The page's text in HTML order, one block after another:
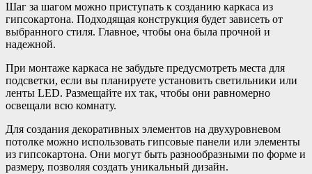
Шаг за шагом можно приступать к созданию каркаса из
гипсокартона. Подходящая конструкция будет зависеть от
выбранного стиля. Главное, чтобы она была прочной и
надежной.
При монтаже каркаса не забудьте предусмотреть места для
подсветки, если вы планируете установить светильники или
ленты LED. Размещайте их так, чтобы они равномерно
освещали всю комнату.
Для создания декоративных элементов на двухуровневом
потолке можно использовать гипсовые панели или элементы
из гипсокартона. Они могут быть разнообразными по форме и
размеру, позволяя создать уникальный дизайн.